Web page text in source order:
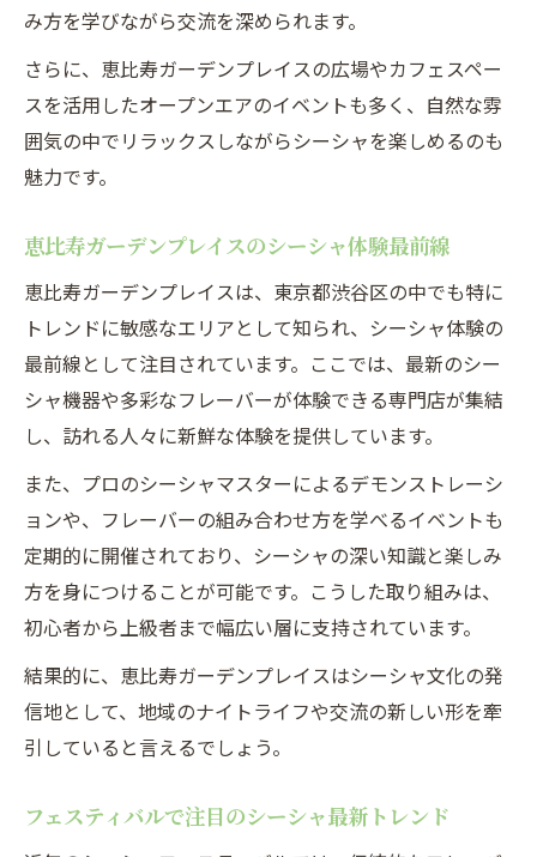
み方を学びながら交流を深められます。
さらに、恵比寿ガーデンプレイスの広場やカフェスペー
スを活用したオープンエアのイベントも多く、自然な雰
囲気の中でリラックスしながらシーシャを楽しめるのも
魅力です。
恵比寿ガーデンプレイスのシーシャ体験最前線
恵比寿ガーデンプレイスは、東京都渋谷区の中でも特に
トレンドに敏感なエリアとして知られ、シーシャ体験の
最前線として注目されています。ここでは、最新のシー
シャ機器や多彩なフレーバーが体験できる専門店が集結
し、訪れる人々に新鮮な体験を提供しています。
また、プロのシーシャマスターによるデモンストレーシ
ョンや、フレーバーの組み合わせ方を学べるイベントも
定期的に開催されており、シーシャの深い知識と楽しみ
方を身につけることが可能です。こうした取り組みは、
初心者から上級者まで幅広い層に支持されています。
結果的に、恵比寿ガーデンプレイスはシーシャ文化の発
信地として、地域のナイトライフや交流の新しい形を牽
引していると言えるでしょう。
フェスティバルで注目のシーシャ最新トレンド